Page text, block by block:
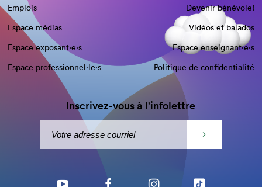
Emplois
Devenir bénévole!
Espace médias
Vidéos et balados
Espace exposant·e⋅s
Espace enseignant·e⋅s
Espace professionnel·le⋅s
Politique de confidentialité
Inscrivez-vous à l'infolettre